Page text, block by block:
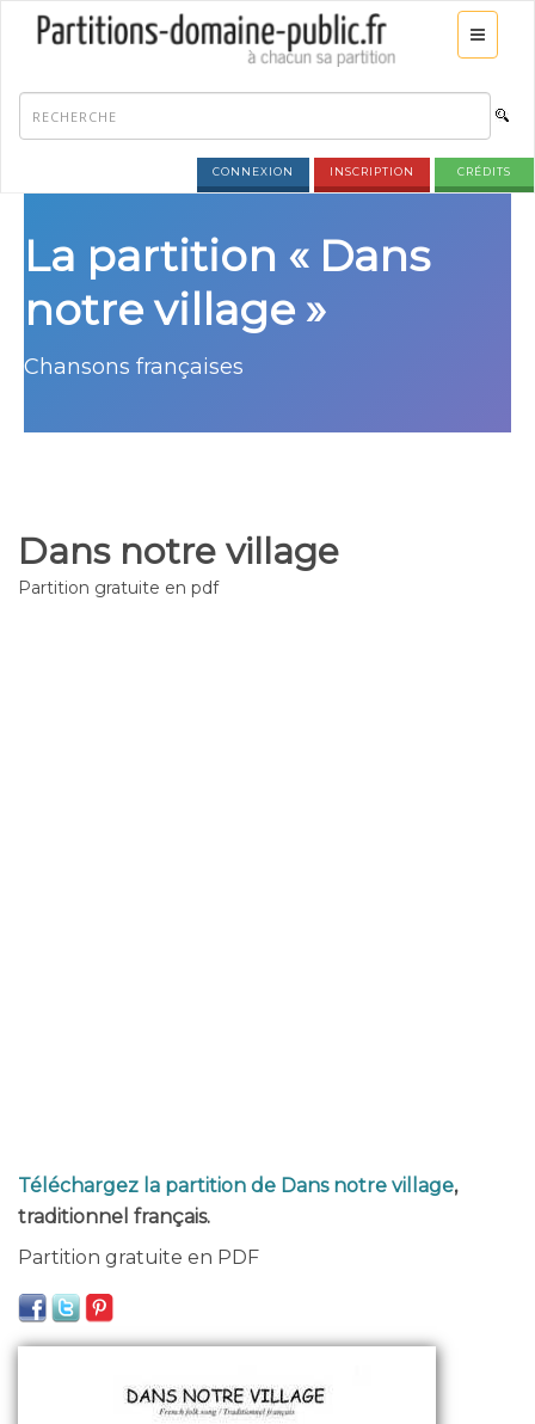
CONNEXION INSCRIPTION CRÉDITS
La partition « Dans
notre village »
Chansons françaises
Dans notre village
Partition gratuite en pdf
Téléchargez la partition de Dans notre village,
traditionnel français.
Partition gratuite en PDF